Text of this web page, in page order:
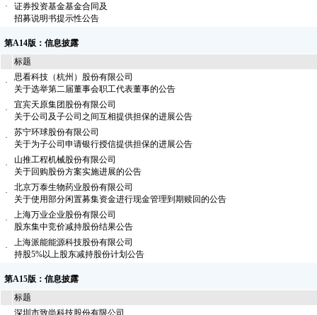
·
证券投资基金基金合同及
招募说明书提示性公告
第A14版：信息披露
标题
·
思看科技（杭州）股份有限公司
关于选举第二届董事会职工代表董事的公告
·
宜宾天原集团股份有限公司
关于公司及子公司之间互相提供担保的进展公告
·
苏宁环球股份有限公司
关于为子公司申请银行授信提供担保的进展公告
·
山推工程机械股份有限公司
关于回购股份方案实施进展的公告
·
北京万泰生物药业股份有限公司
关于使用部分闲置募集资金进行现金管理到期赎回的公告
·
上海万业企业股份有限公司
股东集中竞价减持股份结果公告
·
上海派能能源科技股份有限公司
持股5%以上股东减持股份计划公告
第A15版：信息披露
标题
深圳市致尚科技股份有限公司